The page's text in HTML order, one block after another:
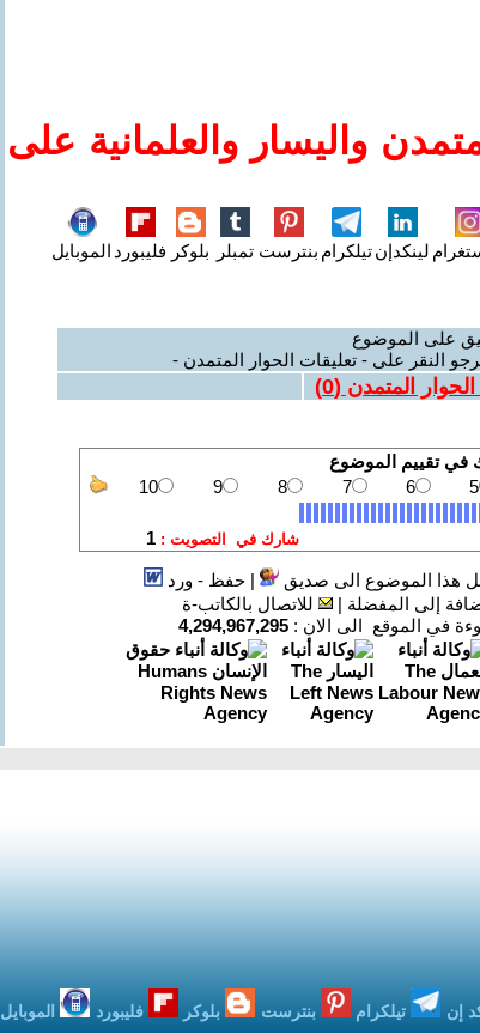
واليسار والعلمانية على
لينكدإنتيلكرام بنترست تمبلر بلوكر فليبورد الموبايل
على الموضوع
النقر على - تعليقات الحوار المتمدن -
المتمدن (0
)
هذا الموضوع الى صديق |حفظ - ورد
إلى المفضلة |
للاتصال بالكاتب-ة
في الموقع الى الان : 4,294,967,295
إن تيلكرام بنترست بلوكر فليبورد الموبايل